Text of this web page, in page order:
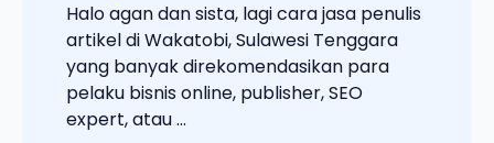
Halo agan dan sista, lagi cara jasa penulis
artikel di Wakatobi, Sulawesi Tenggara
yang banyak direkomendasikan para
pelaku bisnis online, publisher, SEO
expert, atau ...